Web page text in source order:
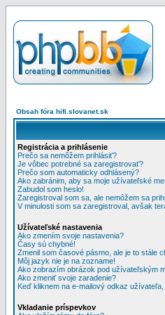
Obsah fóra hifi.slovanet.sk
Registrácia a prihlásenie
Prečo sa nemôžem prihlásiť?
Je vôbec potrebné sa zaregistrovať?
Prečo som automaticky odhlásený?
Ako zabránim, aby sa moje užívateľské
Zabudol som heslo!
Zaregistroval som sa, ale nemôžem sa
V minulosti som sa zaregistroval, avšak
Užívateľské nastavenia
Ako zmením svoje nastavenia?
Časy sú chybné!
Zmenil som časové pásmo, ale je to stále
Môj jazyk nie je na zozname!
Ako zobrazím obrázok pod užívateľským
Ako zmeniť svoje zaradenie?
Keď kliknem na e-mailový odkaz
Vkladanie príspevkov